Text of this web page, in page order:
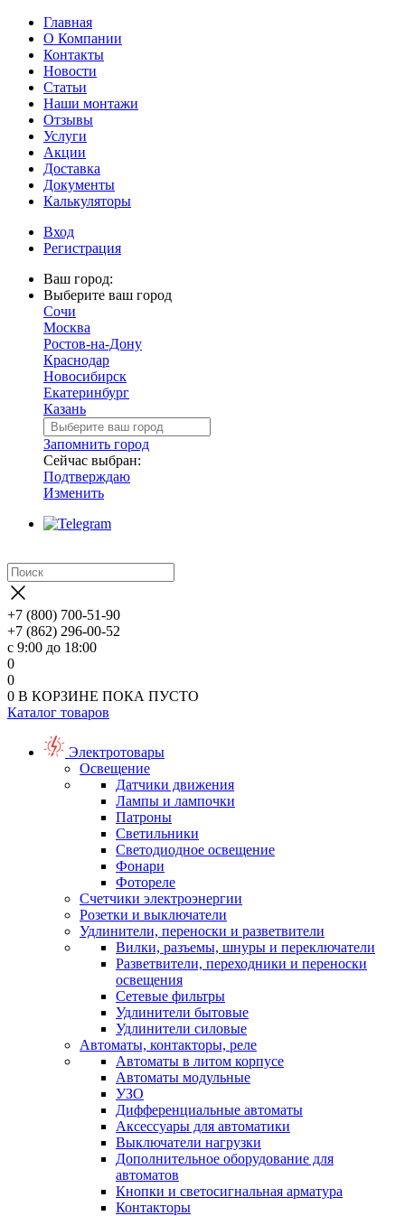
Главная
О Компании
Контакты
Новости
Статьи
Наши монтажи
Отзывы
Услуги
Акции
Доставка
Документы
Калькуляторы
Вход
Регистрация
Ваш город:
Выберите ваш город
Сочи
Москва
Ростов-на-Дону
Краснодар
Новосибирск
Екатеринбург
Казань
Запомнить город
Сейчас выбран:
Подтверждаю
Изменить
+7 (800) 700-51-90
+7 (862) 296-00-52
с 9:00 до 18:00
0
0
0 В КОРЗИНЕ ПОКА ПУСТО
Каталог товаров
Электротовары
Освещение
Датчики движения
Лампы и лампочки
Патроны
Светильники
Светодиодное освещение
Фонари
Фотореле
Счетчики электроэнергии
Розетки и выключатели
Удлинители, переноски и разветвители
Вилки, разъемы, шнуры и переключатели
Разветвители, переходники и переноски
освещения
Сетевые фильтры
Удлинители бытовые
Удлинители силовые
Автоматы, контакторы, реле
Автоматы в литом корпусе
Автоматы модульные
УЗО
Дифференциальные автоматы
Аксессуары для автоматики
Выключатели нагрузки
Дополнительное оборудование для
автоматов
Кнопки и светосигнальная арматура
Контакторы